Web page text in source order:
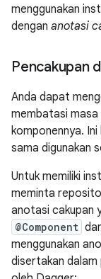
menggunakan
dengan anotasi
Pencakupan
Anda dapat
membatasi
komponennya.
sama digunakan
Untuk memiliki
meminta
anotasi cakupan
@Component
menggunakan
disertakan dalam